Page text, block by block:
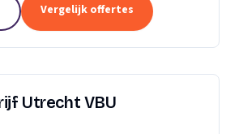
Vergelijk offertes
Utrecht VBU